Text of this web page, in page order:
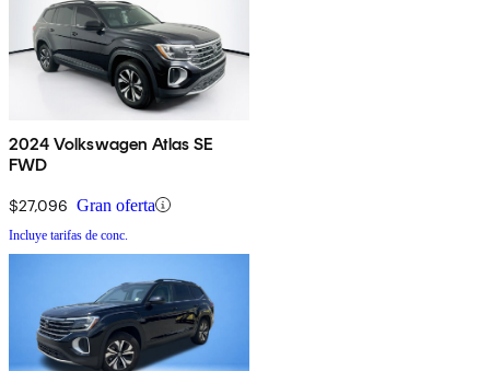
2024 Volkswagen Atlas SE
FWD
$27,096 Gran oferta
Incluye tarifas de conc.